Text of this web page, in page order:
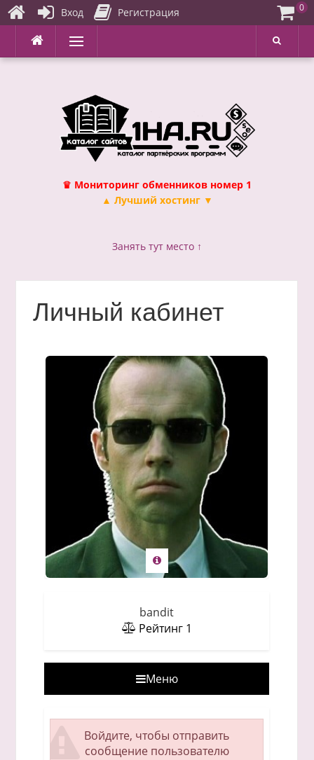
Перейти
содержимому
Меню
♛ Мониторинг обменников номер 1
▲ Лучший хостинг ▼
Занять тут место ↑
Личный кабинет
bandit
Рейтинг 1
Меню
Войдите, чтобы отправить
сообщение пользователю
Вход Регистрация 0